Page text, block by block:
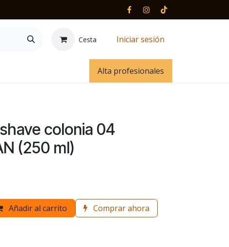
Cesta Iniciar sesión
Alta profesionales
colonia 04
(250 ml)
Añadir al carrito Comprar ahora